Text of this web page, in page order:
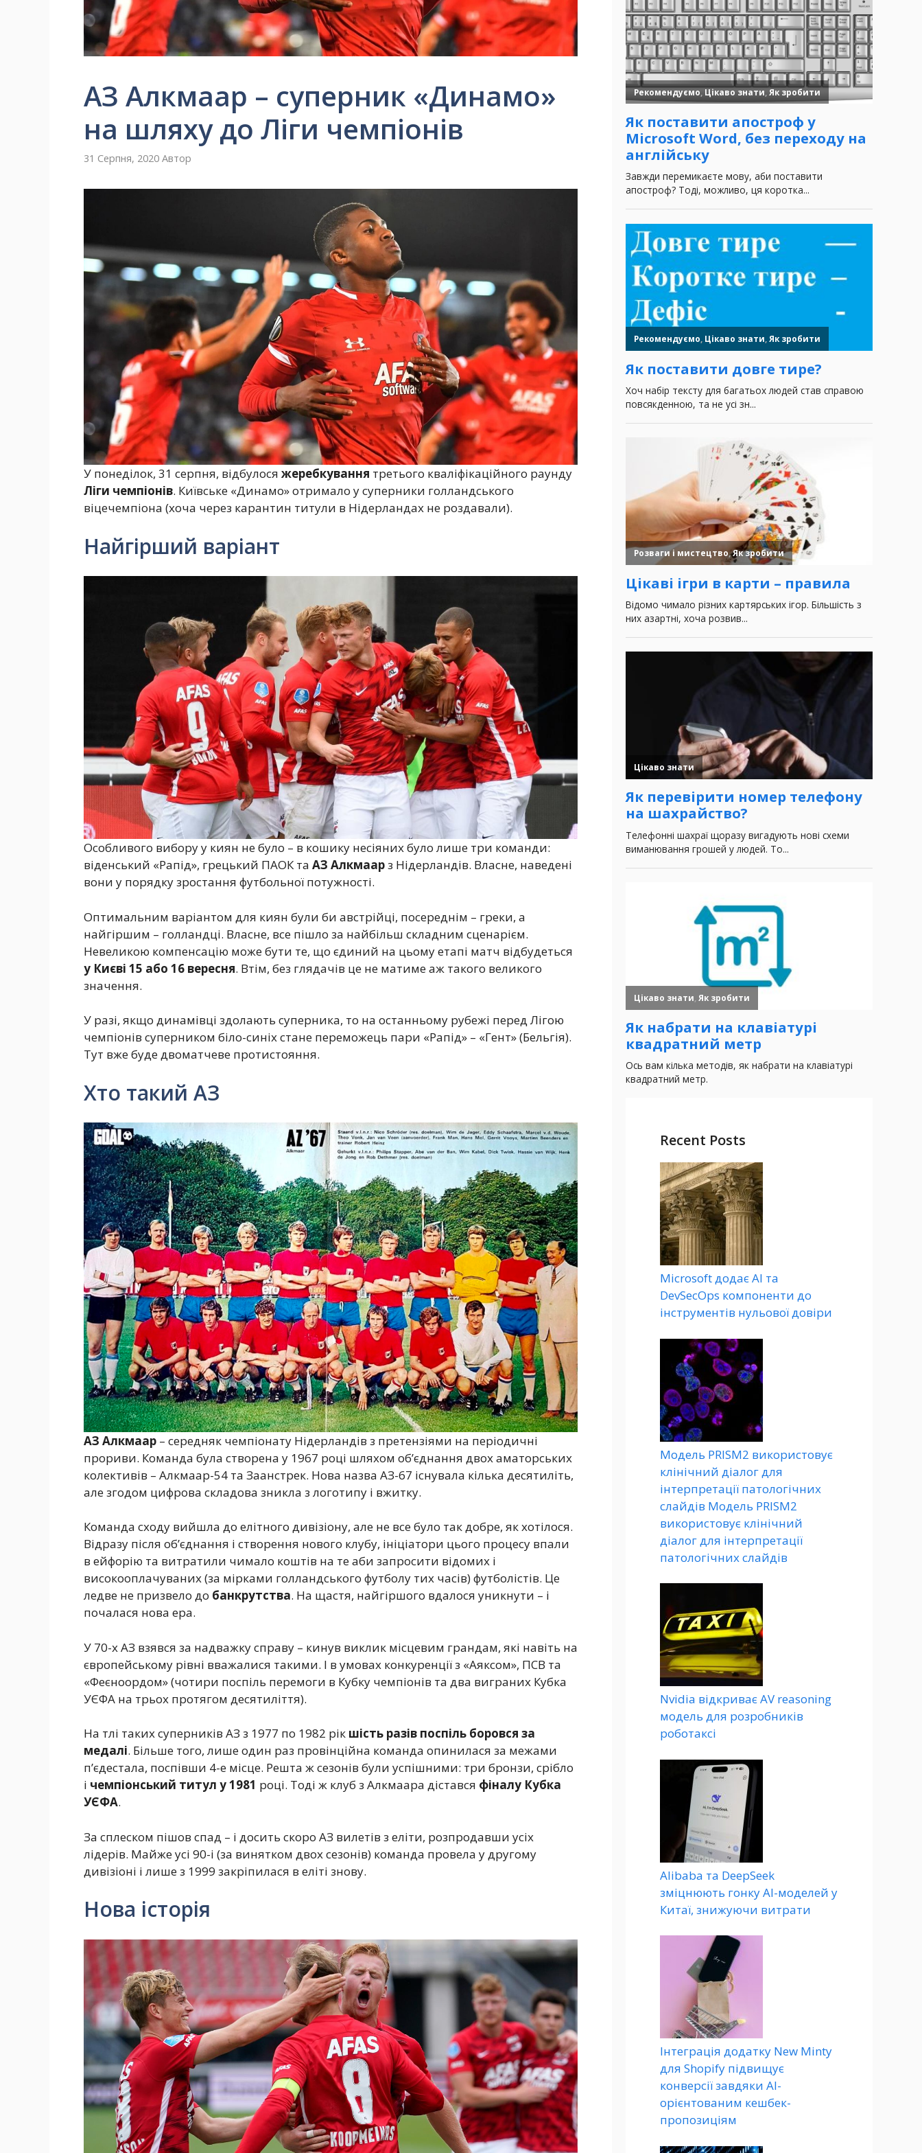
АЗ Алкмаар – суперник «Динамо»
на шляху до Ліги чемпіонів
31 Серпня, 2020 Автор
У понеділок, 31 серпня, відбулося жеребкування третього кваліфікаційного раунду
Ліги чемпіонів. Київське «Динамо» отримало у суперники голландського
віцечемпіона (хоча через карантин титули в Нідерландах не роздавали).
Найгірший варіант
Особливого вибору у киян не було – в кошику несіяних було лише три команди:
віденський «Рапід», грецький ПАОК та АЗ Алкмаарз Нідерландів. Власне, наведені
вони у порядку зростання футбольної потужності.
Оптимальним варіантом для киян були би австрійці, посереднім – греки, а
найгіршим – голландці. Власне, все пішло за найбільш складним сценарієм.
Невеликою компенсацію може бути те, що єдиний на цьому етапі матч відбудеться
у Києві 15 або 16 вересня. Втім, без глядачів це не матиме аж такого великого
значення.
У разі, якщо динамівці здолають суперника, то на останньому рубежі перед Лігою
чемпіонів суперником біло-синіх стане переможець пари «Рапід» – «Гент» (Бельгія).
Тут вже буде двоматчеве протистояння.
Хто такий АЗ
АЗ Алкмаар – середняк чемпіонату Нідерландів з претензіями на періодичні
прориви. Команда була створена у 1967 році шляхом об’єднання двох аматорських
колективів – Алкмаар-54 та Заанстрек. Нова назва АЗ-67 існувала кілька десятиліть,
але згодом цифрова складова зникла з логотипу і вжитку.
Команда сходу вийшла до елітного дивізіону, але не все було так добре, як хотілося.
Відразу після об’єднання і створення нового клубу, ініціатори цього процесу впали
в ейфорію та витратили чимало коштів на те аби запросити відомих і
високооплачуваних (за мірками голландського футболу тих часів) футболістів. Це
ледве не призвело до банкрутства. На щастя, найгіршого вдалося уникнути – і
почалася нова ера.
У 70-х АЗ взявся за надважку справу – кинув виклик місцевим грандам, які навіть на
європейському рівні вважалися такими. І в умовах конкуренції з «Аяксом», ПСВ та
«Феєноордом» (чотири поспіль перемоги в Кубку чемпіонів та два виграних Кубка
УЄФА на трьох протягом десятиліття).
На тлі таких суперників АЗ з 1977 по 1982 рік шість разів поспіль боровся за
медалі. Більше того, лише один раз провінційна команда опинилася за межами
п’єдестала, поспівши 4-е місце. Решта ж сезонів були успішними: три бронзи, срібло
і чемпіонський титул у 1981 році. Тоді ж клуб з Алкмаара дістався фіналу Кубка
УЄФА.
За сплеском пішов спад – і досить скоро АЗ вилетів з еліти, розпродавши усіх
лідерів. Майже усі 90-і (за винятком двох сезонів) команда провела у другому
дивізіоні і лише з 1999 закріпилася в еліті знову.
Нова історія
Recent Posts
Microsoft додає AI та
DevSecOps компоненти до
інструментів нульової довіри
Модель PRISM2 використовує
клінічний діалог для
інтерпретації патологічних
слайдів Модель PRISM2
використовує клінічний
діалог для інтерпретації
патологічних слайдів
Nvidia відкриває AV reasoning
модель для розробників
роботаксі
Alibaba та DeepSeek
зміцнюють гонку AI-моделей у
Китаї, знижуючи витрати
Інтеграція додатку New Minty
для Shopify підвищує
конверсії завдяки AI-
орієнтованим кешбек-
пропозиціям